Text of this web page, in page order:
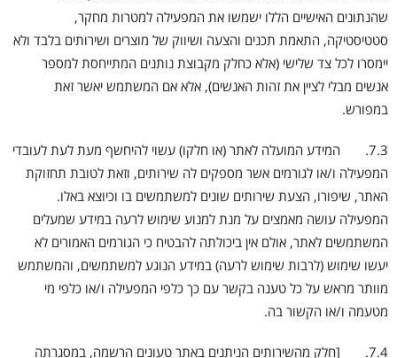
שהנתונים האישיים הללו ישמשו את המפעילה למטרות מחקר,
סטטיסטיקה, התאמת תכנים והצעה ושיווק של מוצרים ושירותים בלבד ולא
יימסרו לכל צד שלישי (אלא כחלק מקבוצת נותנים המתייחסת למספר
אנשים מבלי לציין את זהות האנשים), אלא אם המשתמש יאשר זאת
במפורש.
7.3. המידע המועלה לאתר (או חלקו) עשוי להיחשף מעת לעת לעובדי
המפעילה ו/או לגורמים אשר מספקים לה שירותים, וזאת לטובת תחזוקת
האתר, שיפורו, הצעת שירותים שונים למשתמשים בו וכיוצא באלו.
המפעילה עושה מאמצים על מנת למנוע שימוש לרעה במידע שמעלים
המשתמשים לאתר, אולם אין ביכולתה להבטיח כי הגורמים האמורים לא
יעשו שימוש (לרבות שימוש לרעה) במידע הנוגע למשתמשים, והמשתמש
מוותר מראש על כל טענה בקשר עם כך כלפי המפעילה ו/או כלפי מי
מטעמה ו/או הקשור בה.
7.4. [חלק מהשירותים הניתנים באתר טעונים הרשמה, במסגרתה